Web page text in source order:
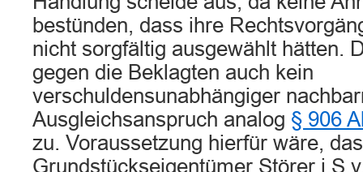
bestünden, dass ihre
nicht sorgfältig ausgewählt hätten.
gegen die Beklagten auch kein
verschuldensunabhängiger
Ausgleichsanspruch analog § 906
zu. Voraussetzung hierfür wäre,
Grundstückseigentümer Störer